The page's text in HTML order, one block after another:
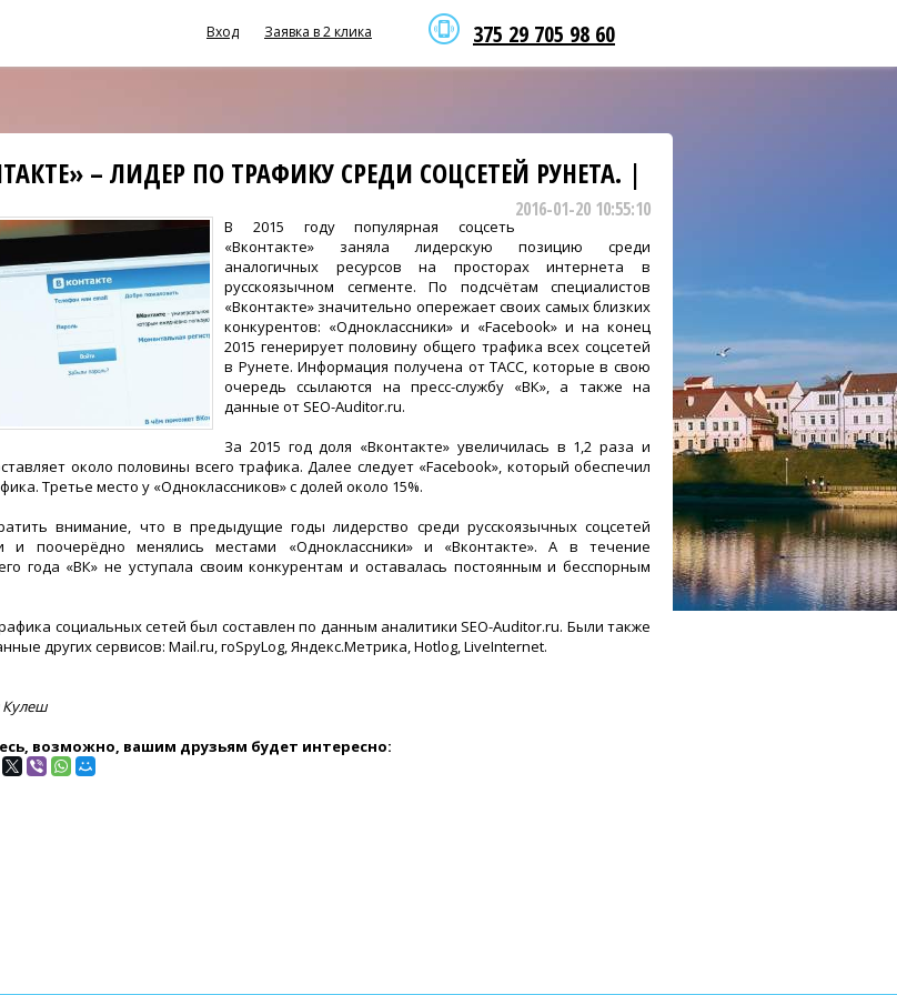
375 29 705 98 60
Вход Заявка в 2 клика
– ЛИДЕР ПО ТРАФИКУ СРЕДИ СОЦСЕТЕЙ РУНЕТА. |
2016-01-20 10:55:10
В 2015 году популярная соцсеть
«Вконтакте» заняла лидерскую позицию среди
аналогичных ресурсов на просторах интернета в
русскоязычном сегменте. По подсчётам специалистов
«Вконтакте» значительно опережает своих самых близких
конкурентов: «Одноклассники» и «Facebook» и на конец
2015 генерирует половину общего трафика всех соцсетей
в Рунете. Информация получена от ТАСС, которые в свою
очередь ссылаются на пресс-службу «ВК», а также на
данные от SEO-Auditor.ru.
За 2015 год доля «Вконтакте» увеличилась в 1,2 раза и
около половины всего трафика. Далее следует «Facebook», который обеспечил
Третье место у «Одноклассников» с долей около 15%.
внимание, что в предыдущие годы лидерство среди русскоязычных соцсетей
и поочерёдно менялись местами «Одноклассники» и «Вконтакте». А в течение
года «ВК» не уступала своим конкурентам и оставалась постоянным и бесспорным
социальных сетей был составлен по данным аналитики SEO-Auditor.ru. Были также
других сервисов: Mail.ru, гоSpyLog, Яндекс.Метрика, Hotlog, LiveInternet.
Кулеш
возможно, вашим друзьям будет интересно: